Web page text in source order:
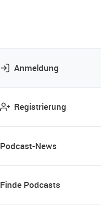
Anmeldung
Registrierung
Podcast-News
Finde Podcasts